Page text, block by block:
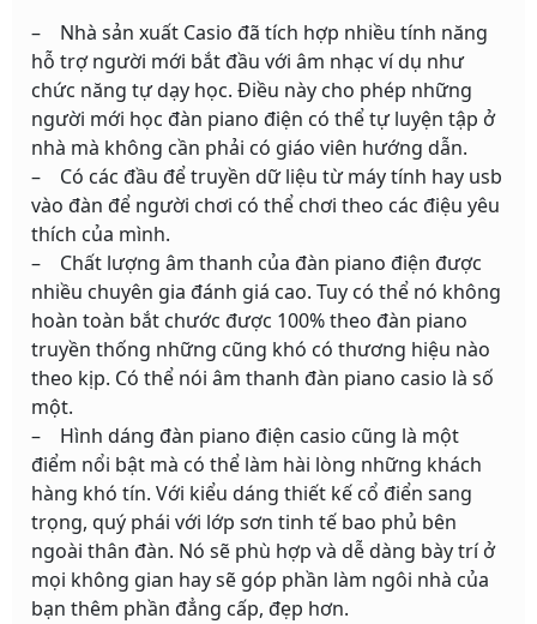
– Nhà sản xuất Casio đã tích hợp nhiều tính năng
hỗ trợ người mới bắt đầu với âm nhạc ví dụ như
chức năng tự dạy học. Điều này cho phép những
người mới học đàn piano điện có thể tự luyện tập ở
nhà mà không cần phải có giáo viên hướng dẫn.
– Có các đầu để truyền dữ liệu từ máy tính hay usb
vào đàn để người chơi có thể chơi theo các điệu yêu
thích của mình.
– Chất lượng âm thanh của đàn piano điện được
nhiều chuyên gia đánh giá cao. Tuy có thể nó không
hoàn toàn bắt chước được 100% theo đàn piano
truyền thống những cũng khó có thương hiệu nào
theo kịp. Có thể nói âm thanh đàn piano casio là số
một.
– Hình dáng đàn piano điện casio cũng là một
điểm nổi bật mà có thể làm hài lòng những khách
hàng khó tín. Với kiểu dáng thiết kế cổ điển sang
trọng, quý phái với lớp sơn tinh tế bao phủ bên
ngoài thân đàn. Nó sẽ phù hợp và dễ dàng bày trí ở
mọi không gian hay sẽ góp phần làm ngôi nhà của
bạn thêm phần đẳng cấp, đẹp hơn.